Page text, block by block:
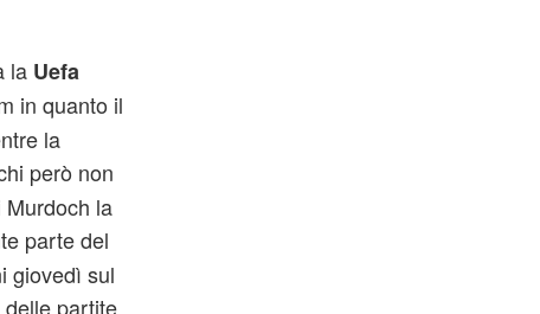
la Uefa
in quanto il
la
però non
la
parte del
giovedì sul
partite